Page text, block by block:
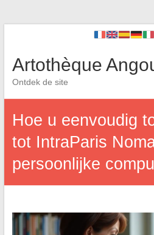
Artothèque
Ontdek de site
Hoe u eenvoudig
tot IntraParis
persoonlijke